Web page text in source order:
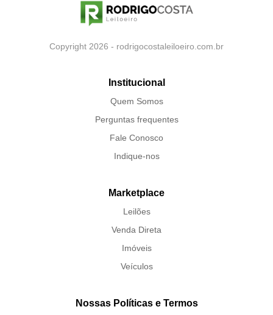
Copyright 2026 - rodrigocostaleiloeiro.com.br
Institucional
Quem Somos
Perguntas frequentes
Fale Conosco
Indique-nos
Marketplace
Leilões
Venda Direta
Imóveis
Veículos
Nossas Políticas e Termos